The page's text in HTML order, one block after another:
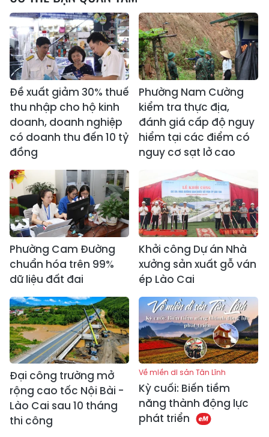
Đề xuất giảm 30% thuế
thu nhập cho hộ kinh
doanh, doanh nghiệp
có doanh thu đến 10 tỷ
đồng
Phường Nam Cường
kiểm tra thực địa,
đánh giá cấp độ nguy
hiểm tại các điểm có
nguy cơ sạt lở cao
Phường Cam Đường
chuẩn hóa trên 99%
dữ liệu đất đai
Khởi công Dự án Nhà
xưởng sản xuất gỗ ván
ép Lào Cai
Đại công trường mở
rộng cao tốc Nội Bài -
Lào Cai sau 10 tháng
thi công
Về miền di sản Tân Lĩnh
Kỳ cuối: Biến tiềm
năng thành động lực
phát triển